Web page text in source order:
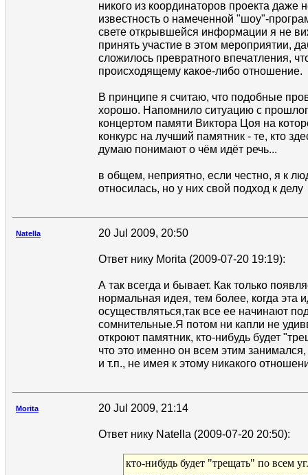
никого из координаторов проекта даже
известность о намеченной "шоу"-
свете открывшейся информации я не
принять участие в этом мероприятии,
сложилось превратного впечатления,
происходящему какое-либо отношение.
В принципе я считаю, что подобные
хорошо. Напомнило ситуацию с
концертом памяти Виктора Цоя на
конкурс на лучший памятник - те, кто
думаю понимают о чём идёт речь...
в общем, неприятно, если честно, я к
относилась, но у них свой подход к делу
Natella 20 Jul 2009, 20:50
Ответ нику Morita (2009-07-20 19:19):
А так всегда и бывает. Как только
нормальная идея, тем более, когда эта
осуществляться,так все ее начинают
сомнительные.Я потом ни капли не
откроют памятник, кто-нибудь будет
что это именно он всем этим
и т.п., не имея к этому никакого
Morita 20 Jul 2009, 21:14
Ответ нику Natella (2009-07-20 20:50):
кто-нибудь будет "трещать" по всем